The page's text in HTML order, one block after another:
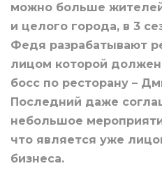
можно больше
и целого города, в 3
Федя разрабатывают
лицом которой
босс по ресторану –
Последний даже
небольшое
что является уже
бизнеса.